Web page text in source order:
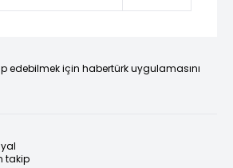
edebilmek için habertürk uygulamasını
takip